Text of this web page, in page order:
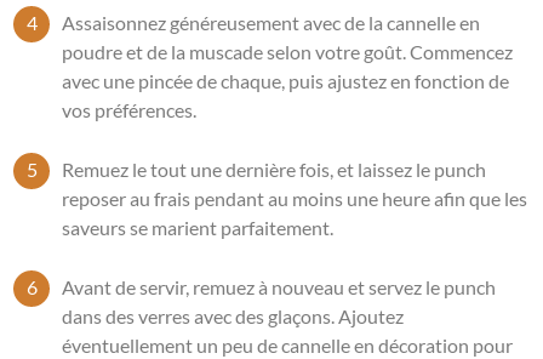
Assaisonnez généreusement avec de la cannelle en
poudre et de la muscade selon votre goût. Commencez
avec une pincée de chaque, puis ajustez en fonction de
vos préférences.
Remuez le tout une dernière fois, et laissez le punch
reposer au frais pendant au moins une heure afin que les
saveurs se marient parfaitement.
Avant de servir, remuez à nouveau et servez le punch
dans des verres avec des glaçons. Ajoutez
éventuellement un peu de cannelle en décoration pour